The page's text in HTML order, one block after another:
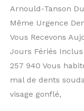
Practice
Luxembourg
Arnould-Tanson
Même Urgence
Vous Recevons
Jours Fériés
257 940 Vous
mal de dents
visage gonflé,